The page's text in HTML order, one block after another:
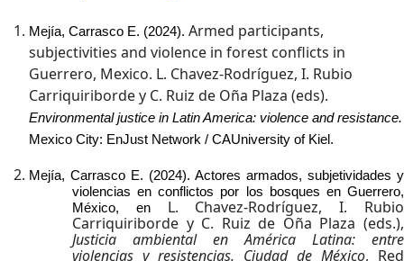
Mejía, Carrasco E. (2024). Armed participants,
subjectivities and violence in forest conflicts in
Guerrero, Mexico. L. Chavez-Rodríguez, I. Rubio
Carriquiriborde y C. Ruiz de Oña Plaza (eds).
Environmental justice in Latin America: violence and resistance.
Mexico City: EnJust Network / CAUniversity of Kiel.
Mejía, Carrasco E. (2024). Actores armados, subjetividades y
violencias en conflictos por los bosques en Guerrero,
México, en L. Chavez-Rodríguez, I. Rubio
Carriquiriborde y C. Ruiz de Oña Plaza (eds.),
Justicia ambiental en América Latina: entre
violencias y resistencias. Ciudad de México, Red